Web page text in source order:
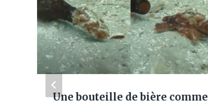
Une bouteille de bière comme